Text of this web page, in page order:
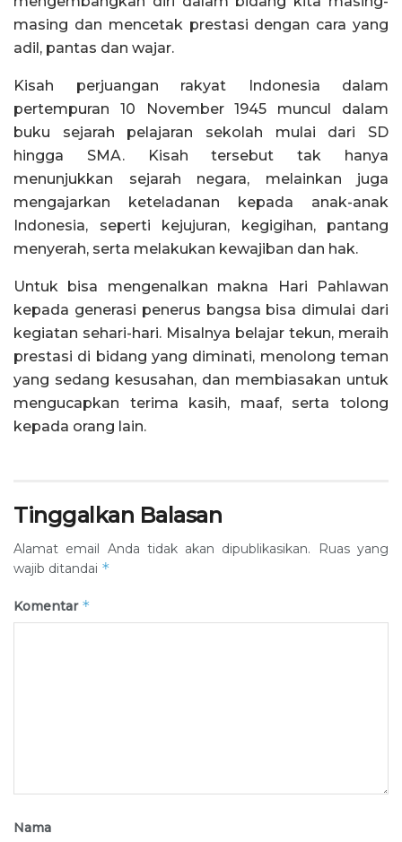
masing dan mencetak prestasi dengan cara yang
adil, pantas dan wajar.
Kisah perjuangan rakyat Indonesia dalam
pertempuran 10 November 1945 muncul dalam
buku sejarah pelajaran sekolah mulai dari SD
hingga SMA. Kisah tersebut tak hanya
menunjukkan sejarah negara, melainkan juga
mengajarkan keteladanan kepada anak-anak
Indonesia, seperti kejujuran, kegigihan, pantang
menyerah, serta melakukan kewajiban dan hak.
Untuk bisa mengenalkan makna Hari Pahlawan
kepada generasi penerus bangsa bisa dimulai dari
kegiatan sehari-hari. Misalnya belajar tekun, meraih
prestasi di bidang yang diminati, menolong teman
yang sedang kesusahan, dan membiasakan untuk
mengucapkan terima kasih, maaf, serta tolong
kepada orang lain.
Tinggalkan Balasan
Alamat email Anda tidak akan dipublikasikan.
Ruas yang
wajib ditandai *
Komentar *
Nama